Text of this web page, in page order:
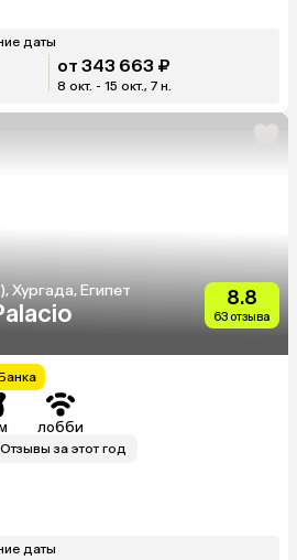
даты
от 343 663 ₽
8 окт. - 15 окт., 7 н.
Хургада, Египет 8.8
63 отзыва
лобби
Отзывы за этот год
даты